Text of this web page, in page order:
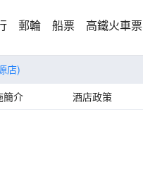
郵輪 船票 高鐵火車票
店)
簡介 酒店政策